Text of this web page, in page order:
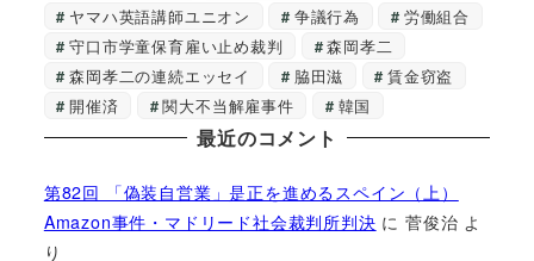
ヤマハ英語講師ユニオン
争議行為
労働組合
守口市学童保育雇い止め裁判
森岡孝二
森岡孝二の連続エッセイ
脇田滋
賃金窃盗
開催済
関大不当解雇事件 韓国
最近のコメント
第82回 「偽装自営業」是正を進めるスペイン（上）
Amazon事件・マドリード社会裁判所判決 に菅俊治 よ
り